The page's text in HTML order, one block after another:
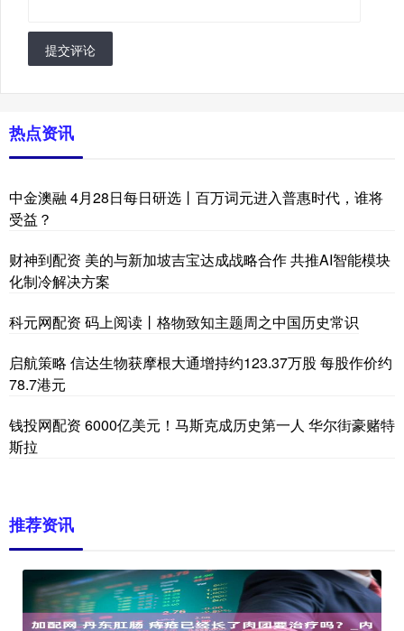
提交评论
热点资讯
中金澳融 4月28日每日研选丨百万词元进入普惠时代，谁将
受益？
财神到配资 美的与新加坡吉宝达成战略合作 共推AI智能模块
化制冷解决方案
科元网配资 码上阅读丨格物致知主题周之中国历史常识
启航策略 信达生物获摩根大通增持约123.37万股 每股作价约
78.7港元
钱投网配资 6000亿美元！马斯克成历史第一人 华尔街豪赌特
斯拉
推荐资讯